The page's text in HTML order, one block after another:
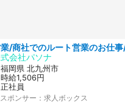
会社パソナ
福岡県 北九州市
時給1,506円
正社員
スポンサー：求人ボックス